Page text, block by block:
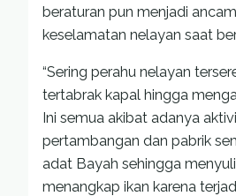
beraturan pun menjadi
keselamatan nelayan saat
“Sering perahu nelayan
tertabrak kapal hingga
Ini semua akibat adanya
pertambangan dan pabrik
adat Bayah sehingga
menangkap ikan karena